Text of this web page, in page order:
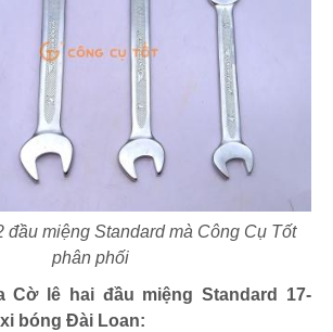
đầu miệng Standard mà Công Cụ Tốt
phân phối
Cờ lê hai đầu miệng Standard 17-
bóng Đài Loan: